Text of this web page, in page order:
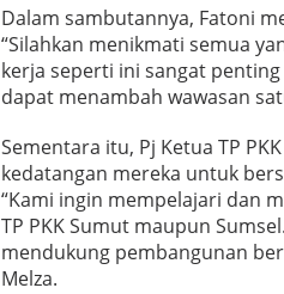
u
n
e
r
P
P
K
S
u
Dalam sambutannya, Fatoni
“Silahkan menikmati semua
kerja seperti ini sangat
dapat menambah wawasan
Sementara itu, Pj Ketua TP
kedatangan mereka untuk
“Kami ingin mempelajari dan
TP PKK Sumut maupun
mendukung pembangunan
Melza.